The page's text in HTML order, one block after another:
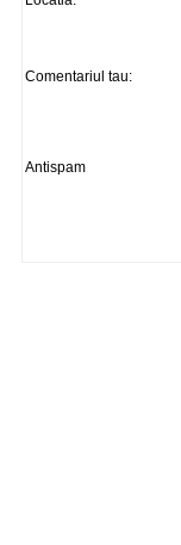
Comentariul tau:
Antispam